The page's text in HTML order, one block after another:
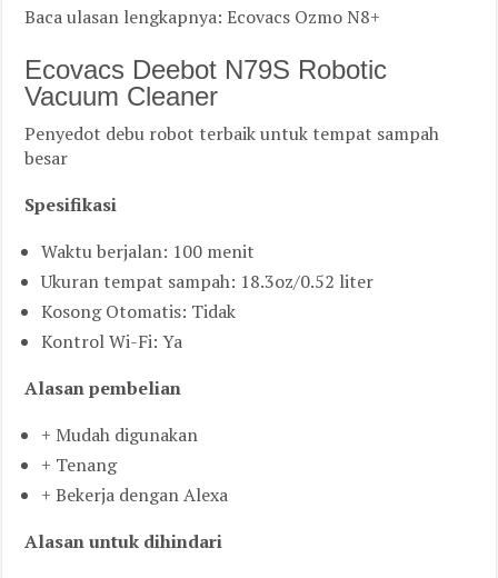
Baca ulasan lengkapnya: Ecovacs Ozmo N8+
Ecovacs Deebot N79S Robotic
Vacuum Cleaner
Penyedot debu robot terbaik untuk tempat sampah
besar
Spesifikasi
Waktu berjalan: 100 menit
Ukuran tempat sampah: 18.3oz/0.52 liter
Kosong Otomatis: Tidak
Kontrol Wi-Fi: Ya
Alasan pembelian
+ Mudah digunakan
+ Tenang
+ Bekerja dengan Alexa
Alasan untuk dihindari